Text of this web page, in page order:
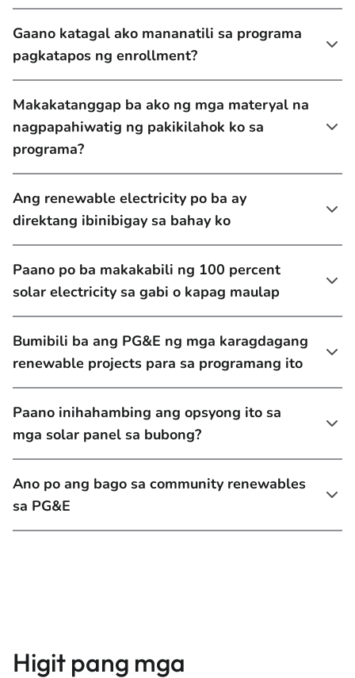
Gaano katagal ako mananatili sa programa
pagkatapos ng enrollment?
Makakatanggap ba ako ng mga materyal na
nagpapahiwatig ng pakikilahok ko sa
programa?
Ang renewable electricity po ba ay
direktang ibinibigay sa bahay ko
Paano po ba makakabili ng 100 percent
solar electricity sa gabi o kapag maulap
Bumibili ba ang PG&E ng mga karagdagang
renewable projects para sa programang ito
Paano inihahambing ang opsyong ito sa
mga solar panel sa bubong?
Ano po ang bago sa community renewables
sa PG&E
Higit pang mga